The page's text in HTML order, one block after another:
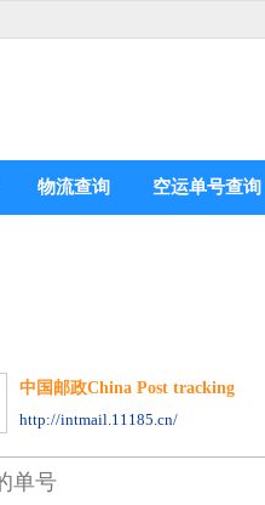
物流查询 空运单号查询
中国邮政China Post tracking
http://intmail.11185.cn/